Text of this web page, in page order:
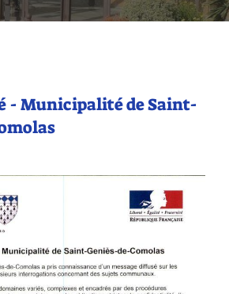
- Municipalité de Saint-